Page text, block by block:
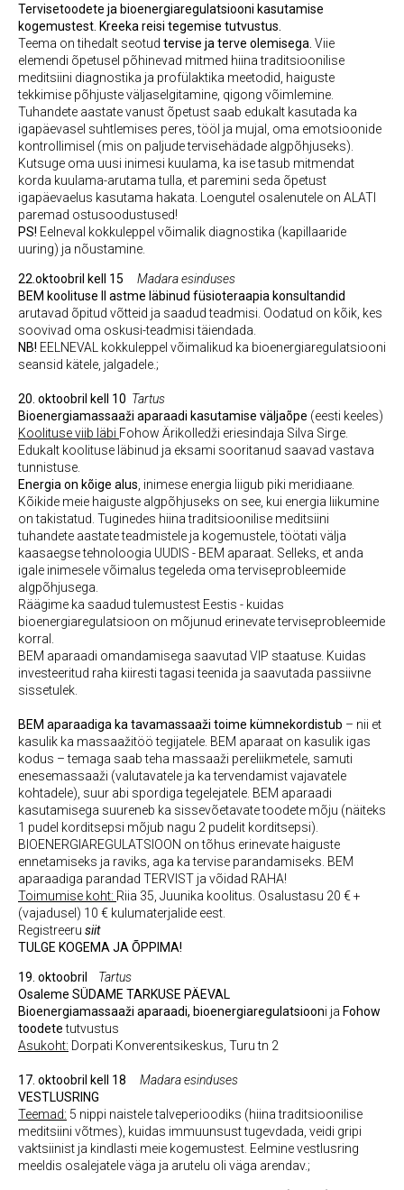
Tervisetoodete ja bioenergiaregulatsiooni kasutamise
kogemustest. Kreeka reisi tegemise tutvustus.
Teema on tihedalt seotud tervise ja terve olemisega. Viie
elemendi õpetusel põhinevad mitmed hiina traditsioonilise
meditsiini diagnostika ja profülaktika meetodid, haiguste
tekkimise põhjuste väljaselgitamine, qigong võimlemine.
Tuhandete aastate vanust õpetust saab edukalt kasutada ka
igapäevasel suhtlemises peres, tööl ja mujal, oma emotsioonide
kontrollimisel (mis on paljude tervisehädade algpõhjuseks).
Kutsuge oma uusi inimesi kuulama, ka ise tasub mitmendat
korda kuulama-arutama tulla, et paremini seda õpetust
igapäevaelus kasutama hakata. Loengutel osalenutele on ALATI
paremad ostusoodustused!
PS! Eelneval kokkuleppel võimalik diagnostika (kapillaaride
uuring) ja nõustamine.
22.oktoobril kell 15 Madara esinduses
BEM koolituse II astme läbinud füsioteraapia konsultandid
arutavad õpitud võtteid ja saadud teadmisi. Oodatud on kõik, kes
soovivad oma oskusi-teadmisi täiendada.
NB! EELNEVAL kokkuleppel võimalikud ka bioenergiaregulatsiooni
seansid kätele, jalgadele.;
20. oktoobril kell 10 Tartus
Bioenergiamassaaži aparaadi kasutamise väljaõpe (eesti keeles)
Koolituse viib läbi Fohow Ärikolledži eriesindaja Silva Sirge.
Edukalt koolituse läbinud ja eksami sooritanud saavad vastava
tunnistuse.
Energia on kõige alus , inimese energia liigub piki meridiaane.
Kõikide meie haiguste algpõhjuseks on see, kui energia liikumine
on takistatud. Tuginedes hiina traditsioonilise meditsiini
tuhandete aastate teadmistele ja kogemustele, töötati välja
kaasaegse tehnoloogia UUDIS - BEM aparaat. Selleks, et anda
igale inimesele võimalus tegeleda oma terviseprobleemide
algpõhjusega.
Räägime ka saadud tulemustest Eestis - kuidas
bioenergiaregulatsioon on mõjunud erinevate terviseprobleemide
korral.
BEM aparaadi omandamisega saavutad VIP staatuse. Kuidas
investeeritud raha kiiresti tagasi teenida ja saavutada passiivne
sissetulek.
BEM aparaadiga ka tavamassaaži toime kümnekordistub – nii et
kasulik ka massaažitöö tegijatele. BEM aparaat on kasulik igas
kodus – temaga saab teha massaaži pereliikmetele, samuti
enesemassaaži (valutavatele ja ka tervendamist vajavatele
kohtadele), suur abi spordiga tegelejatele. BEM aparaadi
kasutamisega suureneb ka sissevõetavate toodete mõju (näiteks
1 pudel korditsepsi mõjub nagu 2 pudelit korditsepsi).
BIOENERGIAREGULATSIOON on tõhus erinevate haiguste
ennetamiseks ja raviks, aga ka tervise parandamiseks. BEM
aparaadiga parandad TERVIST ja võidad RAHA!
Toimumise koht: Riia 35, Juunika koolitus. Osalustasu 20 € +
(vajadusel) 10 € kulumaterjalide eest.
Registreeru siit
TULGE KOGEMA JA ÕPPIMA!
19. oktoobril
Tartus
Osaleme SÜDAME TARKUSE PÄEVAL
Bioenergiamassaaži aparaadi, bioenergiaregulatsiooni ja Fohow
toodetetutvustus
Asukoht: Dorpati Konverentsikeskus, Turu tn 2
17. oktoobril kell 18
Madara esinduses
VESTLUSRING
Teemad: 5 nippi naistele talveperioodiks (hiina traditsioonilise
meditsiini võtmes), kuidas immuunsust tugevdada, veidi gripi
vaktsiinist ja kindlasti meie kogemustest. Eelmine vestlusring
meeldis osalejatele väga ja arutelu oli väga arendav.;